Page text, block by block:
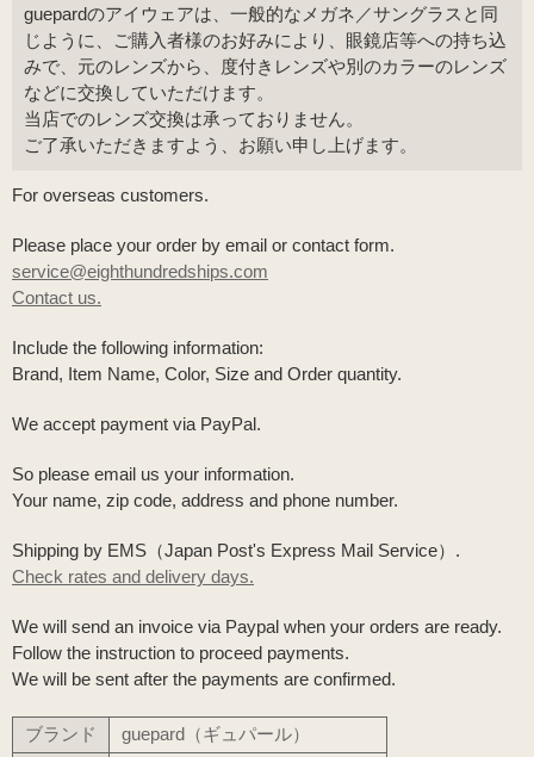
guepardのアイウェアは、一般的なメガネ／サングラスと同
じように、ご購入者様のお好みにより、眼鏡店等への持ち込
みで、元のレンズから、度付きレンズや別のカラーのレンズ
などに交換していただけます。
当店でのレンズ交換は承っておりません。
ご了承いただきますよう、お願い申し上げます。
For overseas customers.
Please place your order by email or contact form.
service@eighthundredships.com
Contact us.
Include the following information:
Brand, Item Name, Color, Size and Order quantity.
We accept payment via PayPal.
So please email us your information.
Your name, zip code, address and phone number.
Shipping by EMS（Japan Post's Express Mail Service）.
Check rates and delivery days.
We will send an invoice via Paypal when your orders are ready.
Follow the instruction to proceed payments.
We will be sent after the payments are confirmed.
ブランド
guepard（ギュパール）